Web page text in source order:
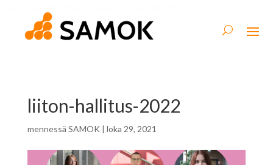
liiton-hallitus-2022
mennessä SAMOK | loka 29, 2021